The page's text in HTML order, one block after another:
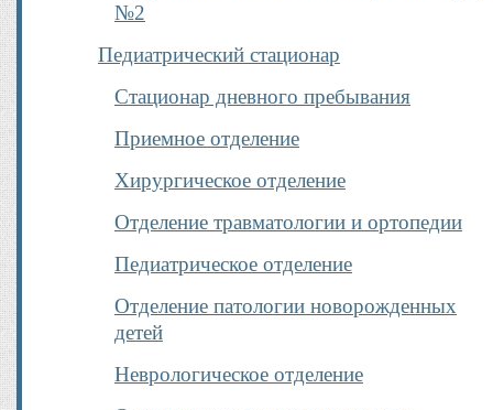
№2
Педиатрический стационар
Стационар дневного пребывания
Приемное отделение
Хирургическое отделение
Отделение травматологии и ортопедии
Педиатрическое отделение
Отделение патологии новорожденных
детей
Неврологическое отделение